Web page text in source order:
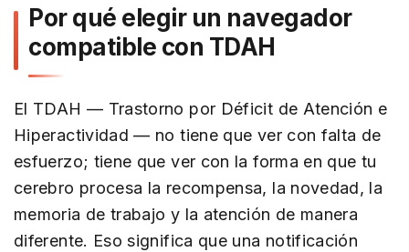
Por qué elegir un navegador
compatible con TDAH
El TDAH — Trastorno por Déficit de Atención e
Hiperactividad — no tiene que ver con falta de
esfuerzo; tiene que ver con la forma en que tu
cerebro procesa la recompensa, la novedad, la
memoria de trabajo y la atención de manera
diferente. Eso significa que una notificación